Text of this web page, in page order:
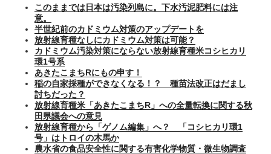
このままでは日本は汚染列島に。下水汚泥肥料には注
意。
半世紀前のカドミウム対策のアップデートを
放射線育種なしにカドミウム対策は可能？
カドミウム汚染対策にならない放射線育種米コシヒカリ
環1号系
あきたこまちRにもの申す！
稲の自家採種ができなくなる！？ 種苗法改正はだまし
討ちだった？
放射線育種米「あきたこまちR」への全量転換に関する秋
田県議会への意見
放射線育種から「ゲノム編集」へ？ 「コシヒカリ環1
号」はトロイの木馬か
農水省の食品安全性に関する有害化学物質・微生物調査